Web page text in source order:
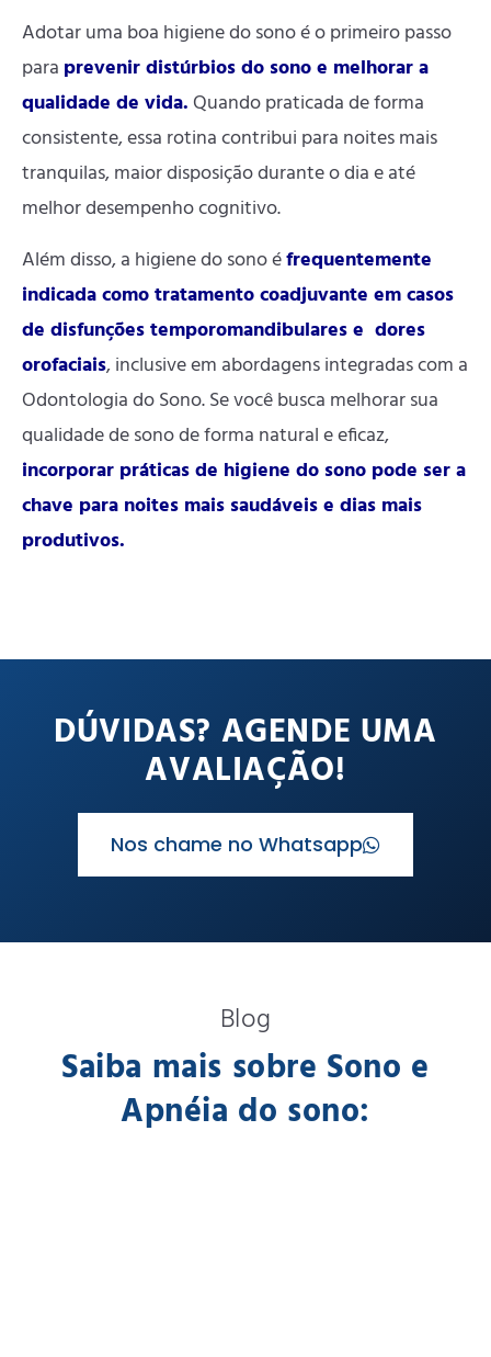
Adotar uma boa higiene do sono é o primeiro passo
para prevenir distúrbios do sono e melhorar a
qualidade de vida. Quando praticada de forma
consistente, essa rotina contribui para noites mais
tranquilas, maior disposição durante o dia e até
melhor desempenho cognitivo.
Além disso, a higiene do sono éfrequentemente
indicada como tratamento coadjuvante em casos
de disfunções temporomandibulares e dores
orofaciais, inclusive em abordagens integradas com a
Odontologia do Sono. Se você busca melhorar sua
qualidade de sono de forma natural e eficaz,
incorporar práticas de higiene do sono pode ser a
chave para noites mais saudáveis e dias mais
produtivos.
DÚVIDAS? AGENDE UMA
AVALIAÇÃO!
Nos chame no Whatsapp
Blog
Saiba mais sobre Sono e
Apnéia do sono: